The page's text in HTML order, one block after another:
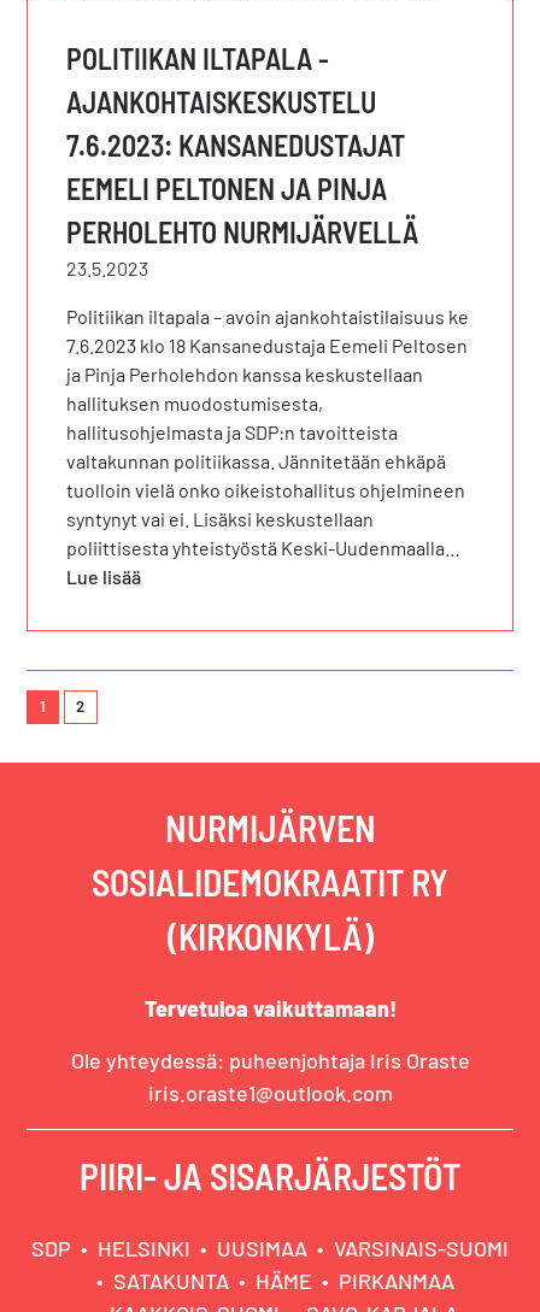
POLITIIKAN ILTAPALA -
AJANKOHTAISKESKUSTELU
7.6.2023: KANSANEDUSTAJAT
EEMELI PELTONEN JA PINJA
PERHOLEHTO NURMIJÄRVELLÄ
23.5.2023
Politiikan iltapala – avoin ajankohtaistilaisuus ke
7.6.2023 klo 18 Kansanedustaja Eemeli Peltosen
ja Pinja Perholehdon kanssa keskustellaan
hallituksen muodostumisesta,
hallitusohjelmasta ja SDP:n tavoitteista
valtakunnan politiikassa. Jännitetään ehkäpä
tuolloin vielä onko oikeistohallitus ohjelmineen
syntynyt vai ei. Lisäksi keskustellaan
poliittisesta yhteistyöstä Keski-Uudenmaalla…
Lue lisää
1 2
NURMIJÄRVEN
SOSIALIDEMOKRAATIT RY
(KIRKONKYLÄ)
Tervetuloa vaikuttamaan!
Ole yhteydessä: puheenjohtaja Iris Oraste
iris.oraste1@outlook.com
PIIRI- JA SISARJÄRJESTÖT
SDP HELSINKI UUSIMAA
VARSINAIS-SUOMI
SATAKUNTA
HÄME
PIRKANMAA